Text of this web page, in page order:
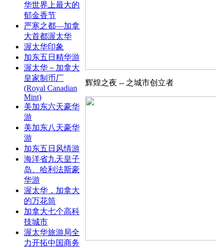
华世界上最大的
郁金香节
严寒之都—加拿
大首都渥太华
渥太华印象
加东五日精华游
渥太华－加拿大
皇家制币厂
(Royal Canadian
Mint)
美加东六天豪华
游
美加东八天豪华
游
加东五日风情游
海洋省九天皇子
岛、哈利法斯豪
华游
渥太华，加拿大
的万花筒
加拿大七个高科
技城市
渥太华旅游局全
力开拓中国商务
辉煌之夜 -- 之城市创立者